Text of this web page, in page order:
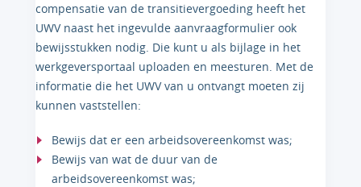
compensatie van de transitievergoeding heeft het
UWV naast het ingevulde aanvraagformulier ook
bewijsstukken nodig. Die kunt u als bijlage in het
werkgeversportaal uploaden en meesturen. Met de
informatie die het UWV van u ontvangt moeten zij
kunnen vaststellen:
Bewijs dat er een arbeidsovereenkomst was;
Bewijs van wat de duur van de
arbeidsovereenkomst was;